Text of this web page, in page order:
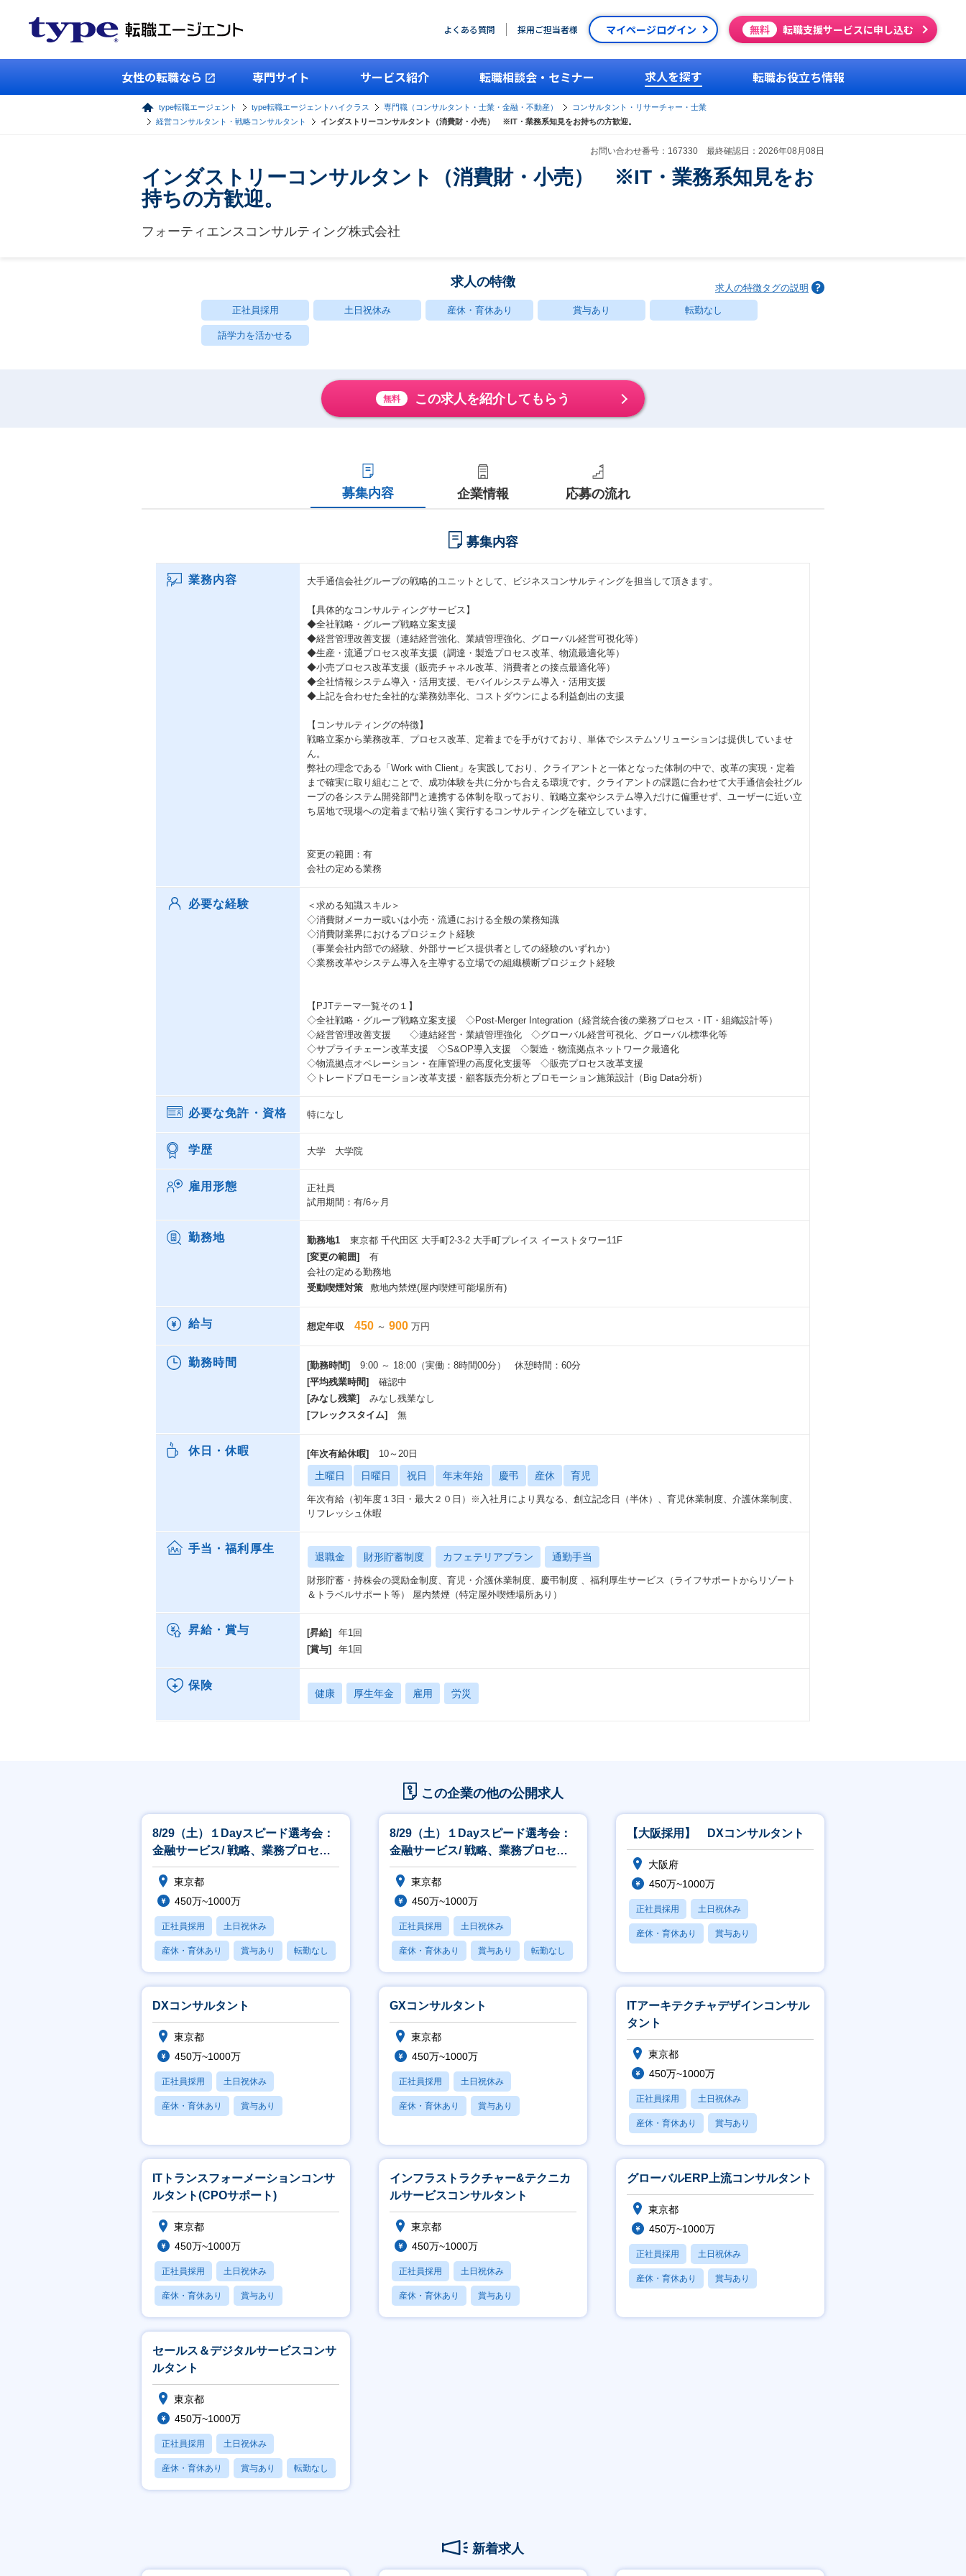
よくある質問 採用ご担当者様 マイページログイン 無料 転職支援サービスに申し込む
女性の転職なら 専門サイト サービス紹介 転職相談会・セミナー 求人を探す 転職お役立ち情報
type転職エージェント type転職エージェントハイクラス 専門職（コンサルタント・士業・金融・不動産）
コンサルタント・リサーチャー・士業
経営コンサルタント・戦略コンサルタント
インダストリーコンサルタント（消費財・小売） ※IT・業務系知見をお持ちの方歓迎。
お問い合わせ番号：167330 最終確認日：2026年08月08日
インダストリーコンサルタント（消費財・小売） ※IT・業務系知見をお
持ちの方歓迎。
フォーティエンスコンサルティング株式会社
求人の特徴 求人の特徴タグの説明
正社員採用 土日祝休み 産休・育休あり 賞与あり 転勤なし
語学力を活かせる
無料 この求人を紹介してもらう
募集内容 企業情報 応募の流れ
募集内容
業務内容 大手通信会社グループの戦略的ユニットとして、ビジネスコンサルティングを担当して頂きます。
【具体的なコンサルティングサービス】
◆全社戦略・グループ戦略立案支援
◆経営管理改善支援（連結経営強化、業績管理強化、グローバル経営可視化等）
◆生産・流通プロセス改革支援（調達・製造プロセス改革、物流最適化等）
◆小売プロセス改革支援（販売チャネル改革、消費者との接点最適化等）
◆全社情報システム導入・活用支援、モバイルシステム導入・活用支援
◆上記を合わせた全社的な業務効率化、コストダウンによる利益創出の支援
【コンサルティングの特徴】
戦略立案から業務改革、プロセス改革、定着までを手がけており、単体でシステムソリューションは提供していませ
ん。
弊社の理念である「Work with Client」を実践しており、クライアントと一体となった体制の中で、改革の実現・定着
まで確実に取り組むことで、成功体験を共に分かち合える環境です。クライアントの課題に合わせて大手通信会社グル
ープの各システム開発部門と連携する体制を取っており、戦略立案やシステム導入だけに偏重せず、ユーザーに近い立
ち居地で現場への定着まで粘り強く実行するコンサルティングを確立しています。
変更の範囲：有
会社の定める業務
必要な経験
＜求める知識スキル＞
◇消費財メーカー或いは小売・流通における全般の業務知識
◇消費財業界におけるプロジェクト経験
（事業会社内部での経験、外部サービス提供者としての経験のいずれか）
◇業務改革やシステム導入を主導する立場での組織横断プロジェクト経験
【PJTテーマ一覧その１】
◇全社戦略・グループ戦略立案支援 ◇Post-Merger Integration（経営統合後の業務プロセス・IT・組織設計等）
◇経営管理改善支援 ◇連結経営・業績管理強化 ◇グローバル経営可視化、グローバル標準化等
◇サプライチェーン改革支援 ◇S&OP導入支援 ◇製造・物流拠点ネットワーク最適化
◇物流拠点オペレーション・在庫管理の高度化支援等 ◇販売プロセス改革支援
◇トレードプロモーション改革支援・顧客販売分析とプロモーション施策設計（Big Data分析）
必要な免許・資格 特になし
学歴 大学 大学院
雇用形態
正社員
試用期間：有/6ヶ月
勤務地 勤務地1
東京都 千代田区 大手町2-3-2 大手町プレイス イーストタワー11F
[変更の範囲]
有
会社の定める勤務地
受動喫煙対策
敷地内禁煙(屋内喫煙可能場所有)
給与 想定年収 450 ～ 900 万円
勤務時間 [勤務時間]
9:00 ～ 18:00（実働：8時間00分） 休憩時間：60分
[平均残業時間]
確認中
[みなし残業]
みなし残業なし
[フレックスタイム]
無
休日・休暇 [年次有給休暇] 10～20日
土曜日 日曜日 祝日 年末年始 慶弔 産休 育児
年次有給（初年度１3日・最大２０日）※入社月により異なる、創立記念日（半休）、育児休業制度、介護休業制度、
リフレッシュ休暇
手当・福利厚生
退職金 財形貯蓄制度 カフェテリアプラン 通勤手当
財形貯蓄・持株会の奨励金制度、育児・介護休業制度、慶弔制度 、福利厚生サービス（ライフサポートからリゾート
＆トラベルサポート等） 屋内禁煙（特定屋外喫煙場所あり）
昇給・賞与 [昇給]
年1回
[賞与]
年1回
保険
健康 厚生年金 雇用 労災
この企業の他の公開求人
8/29（土）１Dayスピード選考会：
金融サービス/ 戦略、業務プロセ
ス、ITコンサルティング
東京都
450万~1000万
正社員採用 土日祝休み
産休・育休あり 賞与あり 転勤なし
8/29（土）１Dayスピード選考会：
金融サービス/ 戦略、業務プロセ
ス、ITコンサルティング
東京都
450万~1000万
正社員採用 土日祝休み
産休・育休あり 賞与あり 転勤なし
【大阪採用】 DXコンサルタント
大阪府
450万~1000万
正社員採用 土日祝休み
産休・育休あり 賞与あり
DXコンサルタント
東京都
450万~1000万
正社員採用 土日祝休み
産休・育休あり 賞与あり
GXコンサルタント
東京都
450万~1000万
正社員採用 土日祝休み
産休・育休あり 賞与あり
ITアーキテクチャデザインコンサル
タント
東京都
450万~1000万
正社員採用 土日祝休み
産休・育休あり 賞与あり
フレックス
ITトランスフォーメーションコンサ
ルタント(CPOサポート)
東京都
450万~1000万
正社員採用 土日祝休み
産休・育休あり 賞与あり
フレックス
インフラストラクチャー&テクニカ
ルサービスコンサルタント
東京都
450万~1000万
正社員採用 土日祝休み
産休・育休あり 賞与あり
フレックス
グローバルERP上流コンサルタント
東京都
450万~1000万
正社員採用 土日祝休み
産休・育休あり 賞与あり
セールス＆デジタルサービスコンサ
ルタント
東京都
450万~1000万
正社員採用 土日祝休み
産休・育休あり 賞与あり 転勤なし
新着求人